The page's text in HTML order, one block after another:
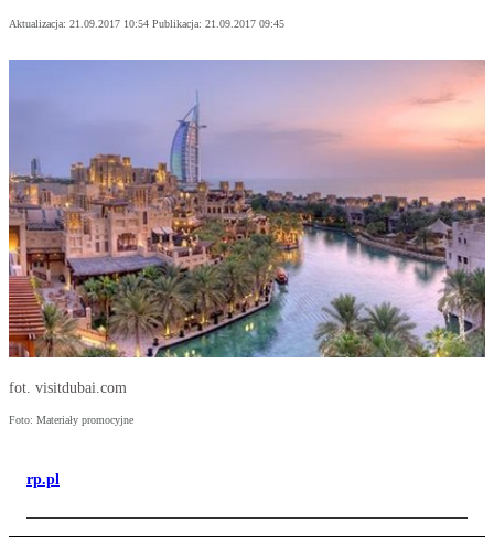
Aktualizacja: 21.09.2017 10:54 Publikacja: 21.09.2017 09:45
fot. visitdubai.com
Foto: Materiały promocyjne
rp.pl